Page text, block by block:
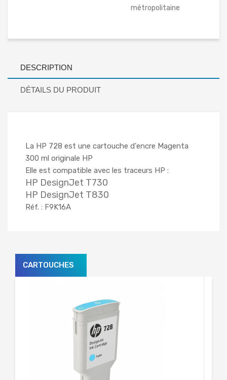
métropolitaine
DESCRIPTION
DÉTAILS DU PRODUIT
La HP 728 est une cartouche d'encre Magenta
300 ml originale HP
Elle est compatible avec les traceurs HP :
HP DesignJet T730
HP DesignJet T830
Réf. : F9K16A
CARTOUCHES